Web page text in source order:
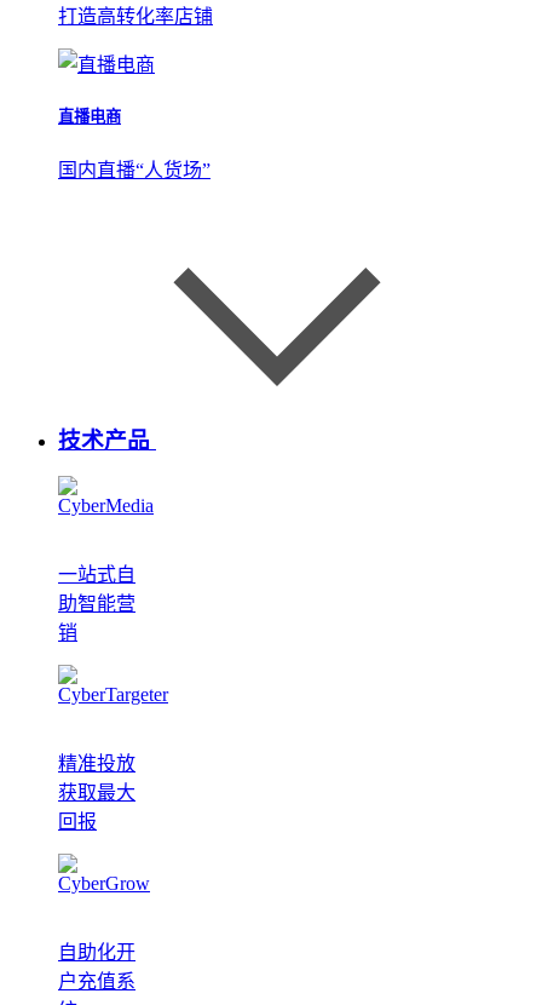
打造高转化率店铺
直播电商
国内直播“人货场”
技术产品
一站式自
助智能营
销
精准投放
获取最大
回报
自助化开
户充值系